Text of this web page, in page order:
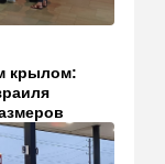
угрожает
изоляцией
крылом: